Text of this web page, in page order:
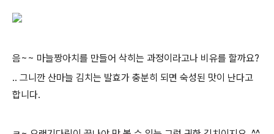
음~~ 마늘짱아치를 만들어 삭히는 과정이라고나 비유를 할까요?
.. 그니깐 산마늘 김치는 발효가 충분히 되면 숙성된 맛이 난다고
합니다.